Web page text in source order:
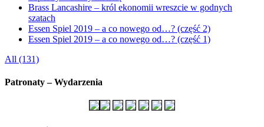
Brass Lancashire – król ekonomii wreszcie w godnych
szatach
Essen Spiel 2019 – a co nowego od…? (część 2)
Essen Spiel 2019 – a co nowego od…? (część 1)
All (131)
Patronaty – Wydarzenia